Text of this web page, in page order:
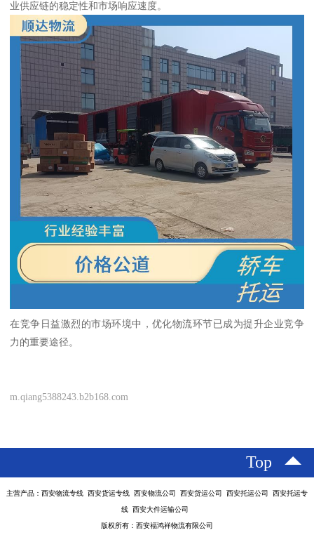
业供应链的稳定性和市场响应速度。
在竞争日益激烈的市场环境中，优化物流环节已成为提升企业竞争
力的重要途径。
m.qiang5388243.b2b168.com
Top
主营产品：西安物流专线 西安货运专线 西安物流公司 西安货运公司 西安托运公司 西安托运专
线 西安大件运输公司
版权所有：西安福鸿祥物流有限公司